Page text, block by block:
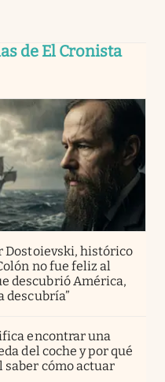
de El Cronista
Dostoievski, histórico
no fue feliz al
descubrió América,
descubría”
encontrar una
del coche y por qué
saber cómo actuar